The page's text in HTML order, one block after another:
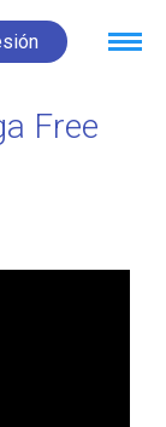
Free